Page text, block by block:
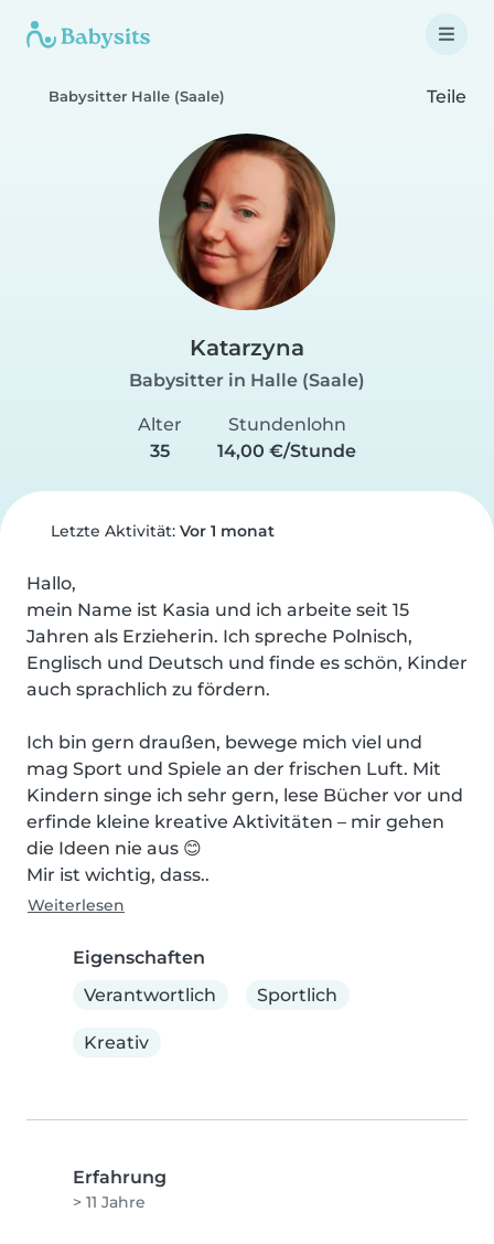
Babysitter Halle (Saale) Teile
Katarzyna
Babysitter in Halle (Saale)
Alter
35
Stundenlohn
14,00 €/Stunde
Letzte Aktivität: Vor 1 monat
Hallo,
mein Name ist Kasia und ich arbeite seit 15
Jahren als Erzieherin. Ich spreche Polnisch,
Englisch und Deutsch und finde es schön, Kinder
auch sprachlich zu fördern.
Ich bin gern draußen, bewege mich viel und
mag Sport und Spiele an der frischen Luft. Mit
Kindern singe ich sehr gern, lese Bücher vor und
erfinde kleine kreative Aktivitäten – mir gehen
die Ideen nie aus 😊
Mir ist wichtig, dass..
Weiterlesen
Eigenschaften
Verantwortlich
Sportlich
Kreativ
Erfahrung
> 11 Jahre